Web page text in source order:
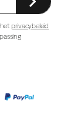
privacybeleid